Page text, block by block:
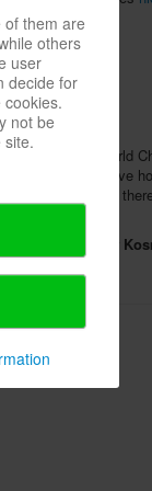
and World
can prove
. But
of them are
others
user
decide for
not be
site.